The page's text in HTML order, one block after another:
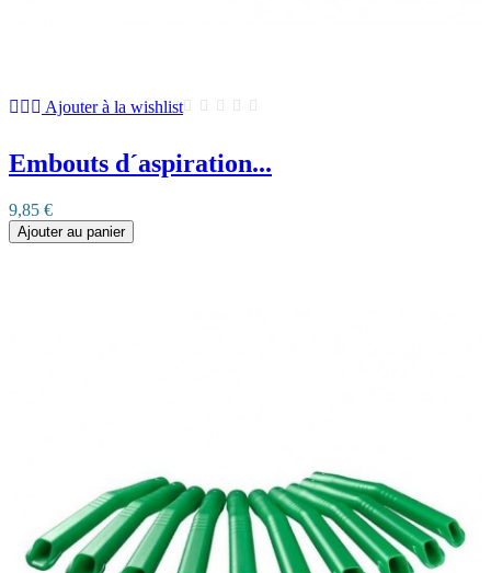
Ajouter à la wishlist
Embouts d´aspiration...
9,85 €
Ajouter au panier